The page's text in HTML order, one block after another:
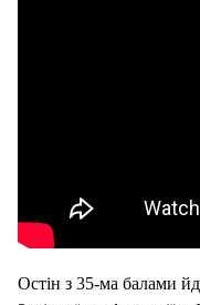
Остін з 35-ма балами